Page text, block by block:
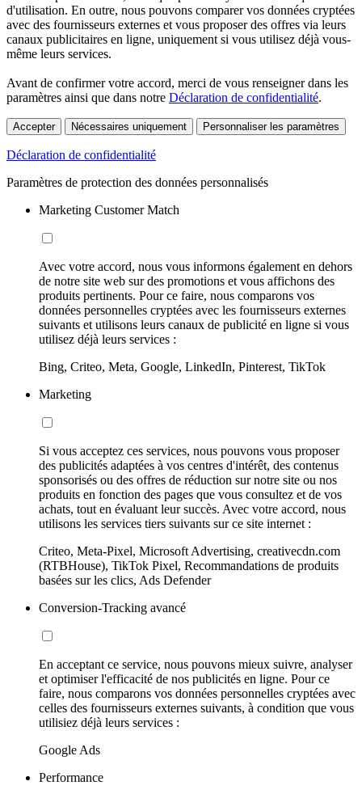
d'utilisation. En outre, nous pouvons comparer vos données cryptées
avec des fournisseurs externes et vous proposer des offres via leurs
canaux publicitaires en ligne, uniquement si vous utilisez déjà vous-
même leurs services.
Avant de confirmer votre accord, merci de vous renseigner dans les
paramètres ainsi que dans notre Déclaration de confidentialité.
Accepter Nécessaires uniquement Personnaliser les paramètres
Déclaration de confidentialité
Paramètres de protection des données personnalisés
Marketing Customer Match
Avec votre accord, nous vous informons également en dehors
de notre site web sur des promotions et vous affichons des
produits pertinents. Pour ce faire, nous comparons vos
données personnelles cryptées avec les fournisseurs externes
suivants et utilisons leurs canaux de publicité en ligne si vous
utilisez déjà leurs services :
Bing, Criteo, Meta, Google, LinkedIn, Pinterest, TikTok
Marketing
Si vous acceptez ces services, nous pouvons vous proposer
des publicités adaptées à vos centres d'intérêt, des contenus
sponsorisés ou des offres de réduction sur notre site ou nos
produits en fonction des pages que vous consultez et de vos
achats, tout en évaluant leur succès. Avec votre accord, nous
utilisons les services tiers suivants sur ce site internet :
Criteo, Meta-Pixel, Microsoft Advertising, creativecdn.com
(RTBHouse), TikTok Pixel, Recommandations de produits
basées sur les clics, Ads Defender
Conversion-Tracking avancé
En acceptant ce service, nous pouvons mieux suivre, analyser
et optimiser l'efficacité de nos publicités en ligne. Pour ce
faire, nous comparons vos données personnelles cryptées avec
celles des fournisseurs externes suivants, à condition que vous
utilisiez déjà leurs services :
Google Ads
Performance